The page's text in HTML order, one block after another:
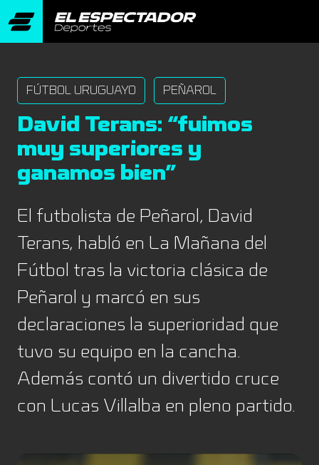
FÚTBOL URUGUAYO PEÑAROL
David Terans: “fuimos
muy superiores y
ganamos bien”
El futbolista de Peñarol, David
Terans, habló en La Mañana del
Fútbol tras la victoria clásica de
Peñarol y marcó en sus
declaraciones la superioridad que
tuvo su equipo en la cancha.
Además contó un divertido cruce
con Lucas Villalba en pleno partido.